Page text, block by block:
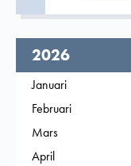
År,
2026
Filtrera på
Januari
Filtrera på
Februari
Filtrera på
Mars
Filtrera på
April